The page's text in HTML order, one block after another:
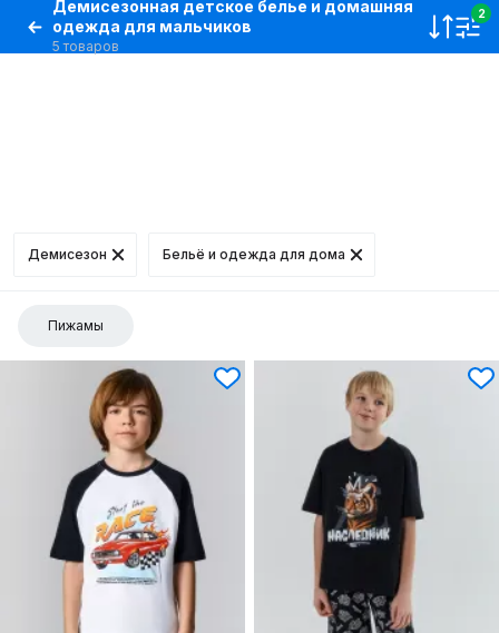
Демисезонная детское белье и домашняя
одежда для мальчиков
5 товаров
2
Демисезон Бельё и одежда для дома
Пижамы